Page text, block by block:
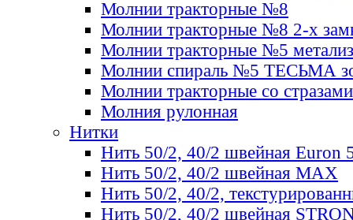
Молнии тракторные №8
Молнии тракторные №8 2-х
Молнии тракторные №5
Молнии спираль №5 ТЕСЬМА
Молнии тракторные со стразами
Молния рулонная
Нитки
Нить 50/2, 40/2 швейная Euron
Нить 50/2, 40/2 швейная МАХ
Нить 50/2, 40/2,
Нить 50/2, 40/2 швейная